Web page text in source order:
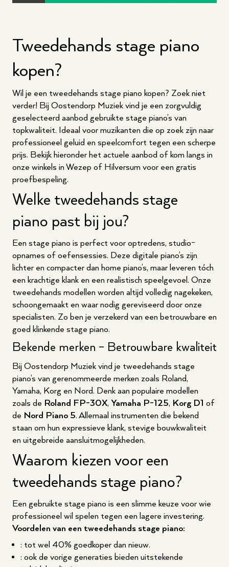
Tweedehands stage piano
kopen?
Wil je een tweedehands stage piano kopen? Zoek niet
verder! Bij Oostendorp Muziek vind je een zorgvuldig
geselecteerd aanbod gebruikte stage piano’s van
topkwaliteit. Ideaal voor muzikanten die op zoek zijn naar
professioneel geluid en speelcomfort tegen een scherpe
prijs. Bekijk hieronder het actuele aanbod of kom langs in
onze winkels in Wezep of Hilversum voor een gratis
proefbespeling.
Welke tweedehands stage
piano past bij jou?
Een stage piano is perfect voor optredens, studio-
opnames of oefensessies. Deze digitale piano’s zijn
lichter en compacter dan home piano’s, maar leveren tóch
een krachtige klank en een realistisch speelgevoel. Onze
tweedehands modellen worden altijd volledig nagekeken,
schoongemaakt en waar nodig gereviseerd door onze
specialisten. Zo ben je verzekerd van een betrouwbare en
goed klinkende stage piano.
Bekende merken – Betrouwbare kwaliteit
Bij Oostendorp Muziek vind je tweedehands stage
piano’s van gerenommeerde merken zoals Roland,
Yamaha, Korg en Nord. Denk aan populaire modellen
zoals de Roland FP-30X, Yamaha P-125, Korg D1 of
de Nord Piano 5. Allemaal instrumenten die bekend
staan om hun expressieve klank, stevige bouwkwaliteit
en uitgebreide aansluitmogelijkheden.
Waarom kiezen voor een
tweedehands stage piano?
Een gebruikte stage piano is een slimme keuze voor wie
professioneel wil spelen tegen een lagere investering.
Voordelen van een tweedehands stage piano:
: tot wel 40% goedkoper dan nieuw.
: ook de vorige generaties bieden uitstekende